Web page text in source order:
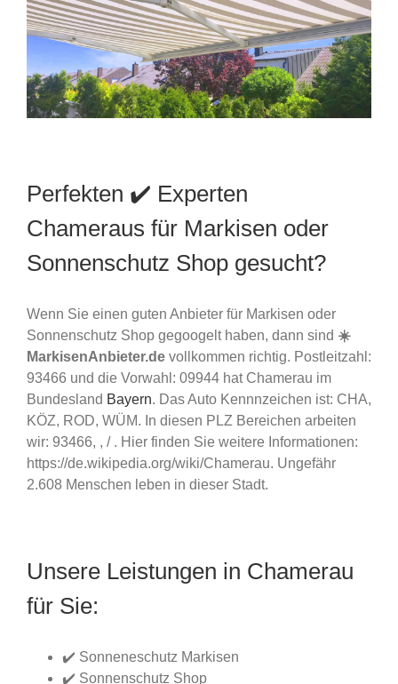
Perfekten ✔️ Experten
Chameraus für Markisen oder
Sonnenschutz Shop gesucht?
Wenn Sie einen guten Anbieter für Markisen oder
Sonnenschutz Shop gegoogelt haben, dann sind ☀️
MarkisenAnbieter.de vollkommen richtig. Postleitzahl:
93466 und die Vorwahl: 09944 hat Chamerau im
Bundesland Bayern. Das Auto Kennnzeichen ist: CHA,
KÖZ, ROD, WÜM. In diesen PLZ Bereichen arbeiten
wir: 93466, , / . Hier finden Sie weitere Informationen:
https://de.wikipedia.org/wiki/Chamerau. Ungefähr
2.608 Menschen leben in dieser Stadt.
Unsere Leistungen in Chamerau
für Sie:
✔️ Sonneneschutz Markisen
✔️ Sonnenschutz Shop